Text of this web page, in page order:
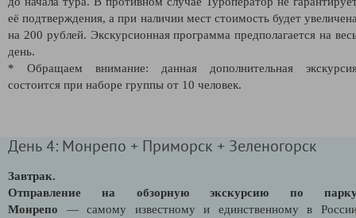
её подтверждения, а при наличии мест стоимость будет
на 200 рублей. Экскурсионная программа предполагается на
день.
* Обращаем внимание: данная дополнительная
состоится при наборе группы от 10 человек.
День 4: Монрепо + Приморск + Зеленогорск
Завтрак.
Отправление на обзорную экскурсию по
Монрепо — самому известному и единственному в